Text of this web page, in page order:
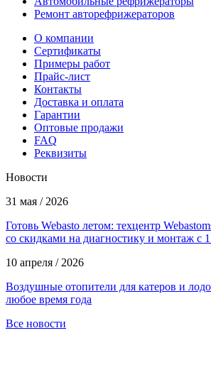
Ремонт авторефрижераторов
О компании
Сертификаты
Примеры работ
Прайс-лист
Контакты
Доставка и оплата
Гарантии
Оптовые продажи
FAQ
Реквизиты
Новости
31 мая / 2026
Готовь Webasto летом: техцентр
со скидками на диагностику и монтаж с
10 апреля / 2026
Воздушные отопители для катеров и
любое время года
Все новости